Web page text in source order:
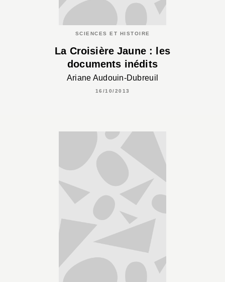
SCIENCES ET HISTOIRE
La Croisière Jaune : les
documents inédits
Ariane Audouin-Dubreuil
16/10/2013